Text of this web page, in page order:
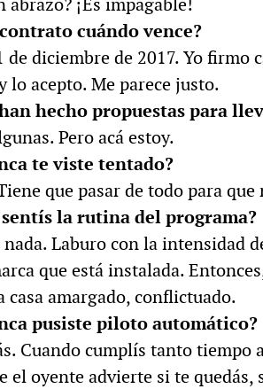
cuándo vence?
de diciembre de 2017. Yo firmo
lo acepto. Me parece justo.
hecho propuestas para
Pero acá estoy.
te viste tentado?
que pasar de todo para
la rutina del programa?
nada. Laburo con la intensidad
que está instalada.
casa amargado, conflictuado.
pusiste piloto automático?
Cuando cumplís tanto tiempo
el oyente advierte si te